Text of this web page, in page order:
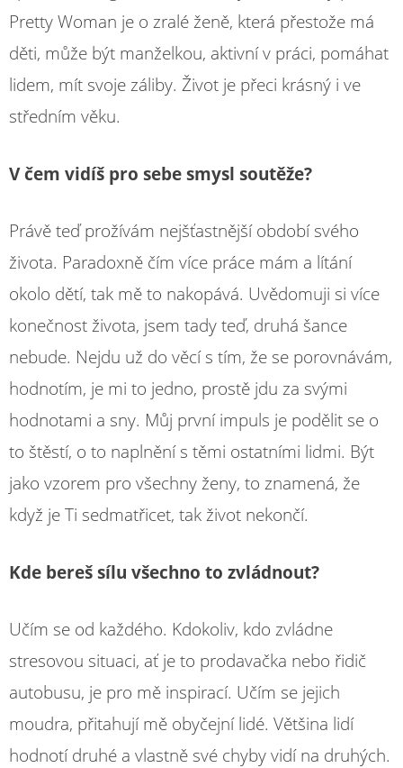
Pretty Woman je o zralé ženě, která přestože má
děti, může být manželkou, aktivní v práci, pomáhat
lidem, mít svoje záliby. Život je přeci krásný i ve
středním věku.
V čem vidíš pro sebe smysl soutěže?
Právě teď prožívám nejšťastnější období svého
života. Paradoxně čím více práce mám a lítání
okolo dětí, tak mě to nakopává. Uvědomuji si více
konečnost života, jsem tady teď, druhá šance
nebude. Nejdu už do věcí s tím, že se porovnávám,
hodnotím, je mi to jedno, prostě jdu za svými
hodnotami a sny. Můj první impuls je podělit se o
to štěstí, o to naplnění s těmi ostatními lidmi. Být
jako vzorem pro všechny ženy, to znamená, že
když je Ti sedmatřicet, tak život nekončí.
Kde bereš sílu všechno to zvládnout?
Učím se od každého. Kdokoliv, kdo zvládne
stresovou situaci, ať je to prodavačka nebo řidič
autobusu, je pro mě inspirací. Učím se jejich
moudra, přitahují mě obyčejní lidé. Většina lidí
hodnotí druhé a vlastně své chyby vidí na druhých.